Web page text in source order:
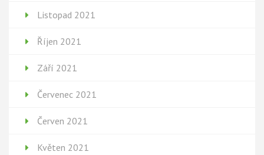
Listopad 2021
Říjen 2021
Září 2021
Červenec 2021
Červen 2021
Květen 2021